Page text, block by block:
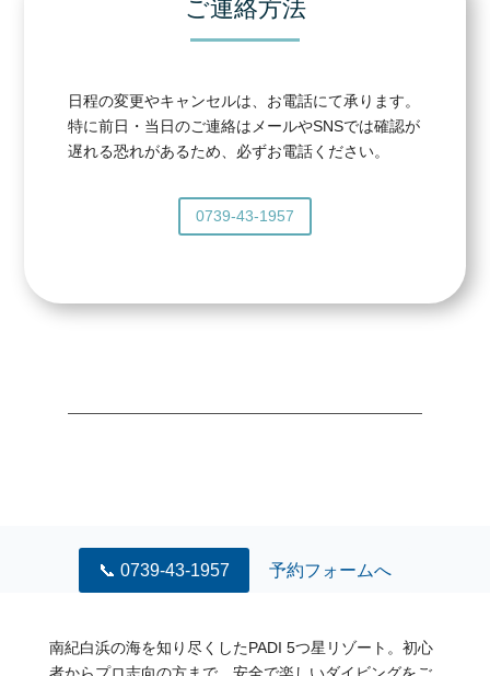
ご連絡方法
日程の変更やキャンセルは、お電話にて承ります。
特に前日・当日のご連絡はメールやSNSでは確認が
遅れる恐れがあるため、必ずお電話ください。
0739-43-1957
南紀白浜の海を知り尽くしたPADI 5つ星リゾート。初心
📞 0739-43-1957 予約フォームへ